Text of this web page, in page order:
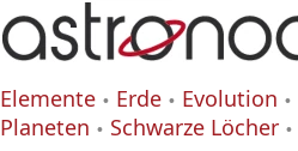
Elemente Erde Evolution
Planeten
Schwarze Löcher